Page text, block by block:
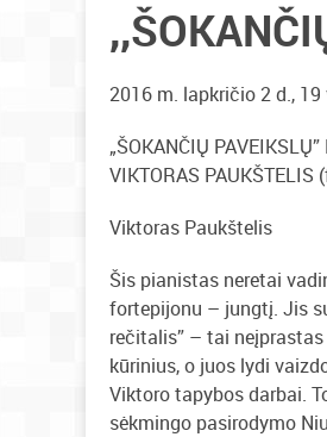
2016 m. lapkričio 2 d., 19
„ŠOKANČIŲ
VIKTORAS
Viktoras Paukštelis
Šis pianistas neretai
fortepijonu – jungtį. Jis
rečitalis” – tai
kūrinius, o juos lydi
Viktoro tapybos darbai.
sėkmingo pasirodymo